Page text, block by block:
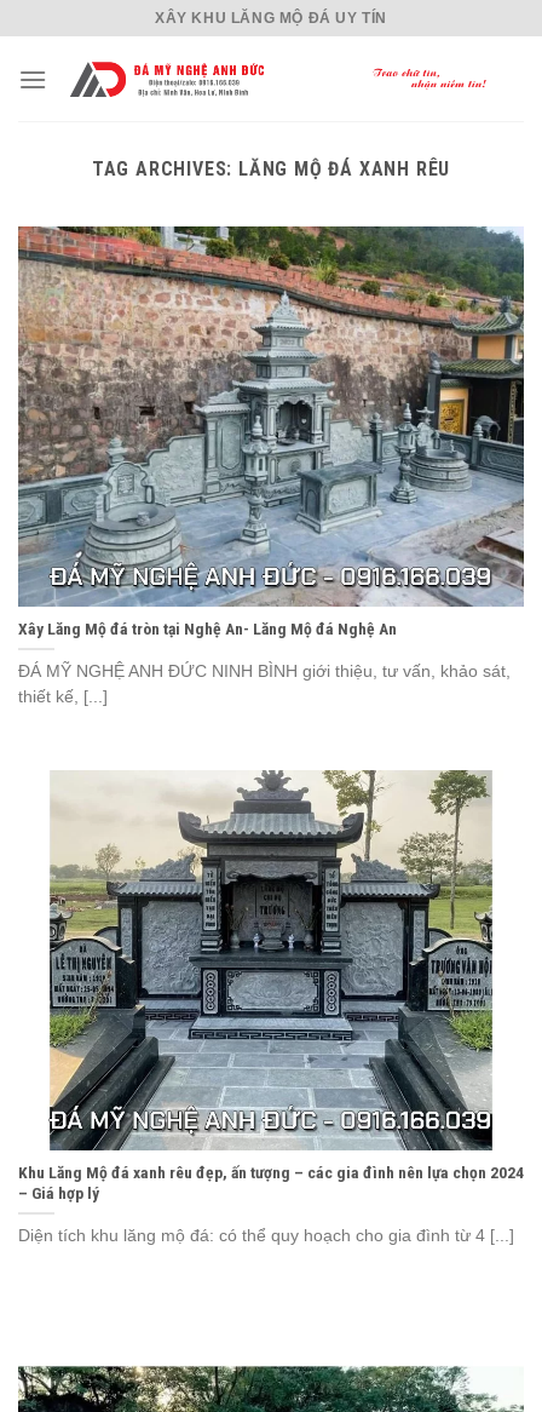
content
XÂY KHU LĂNG MỘ ĐÁ UY TÍN
TAG ARCHIVES: LĂNG MỘ ĐÁ XANH RÊU
Xây Lăng Mộ đá tròn tại Nghệ An- Lăng Mộ đá Nghệ An
ĐÁ MỸ NGHỆ ANH ĐỨC NINH BÌNH giới thiệu, tư vấn, khảo sát,
thiết kế, [...]
Khu Lăng Mộ đá xanh rêu đẹp, ấn tượng – các gia đình nên lựa chọn 2024
– Giá hợp lý
Diện tích khu lăng mộ đá: có thể quy hoạch cho gia đình từ 4 [...]